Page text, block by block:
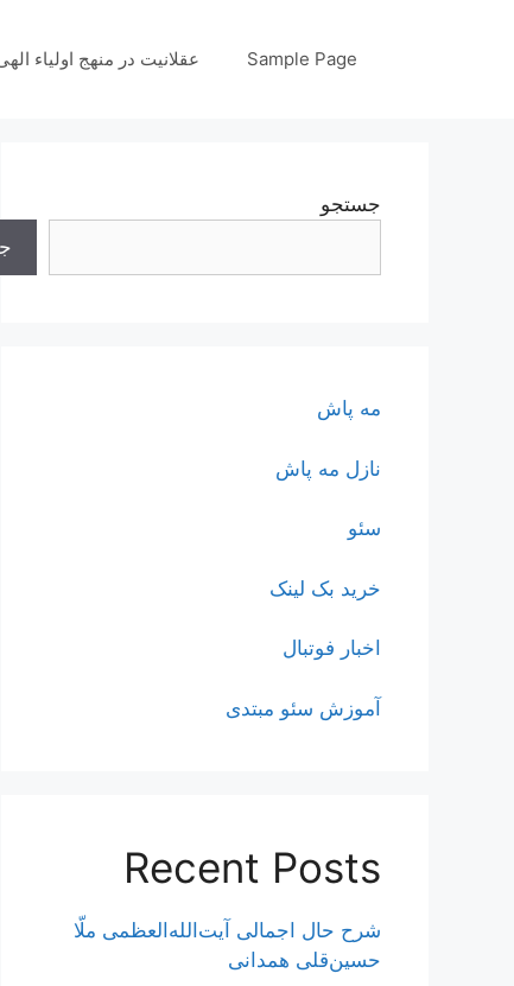
Sample Page عقلانیت در منهج اولیاء
جستجو
مه پاش
نازل مه پاش
سئو
خرید بک لینک
اخبار فوتبال
آموزش سئو مبتدی
Recent Posts
شرح حال اجمالی آیت‌الله‌العظمی ملّا
حسین‌قلی همدانی